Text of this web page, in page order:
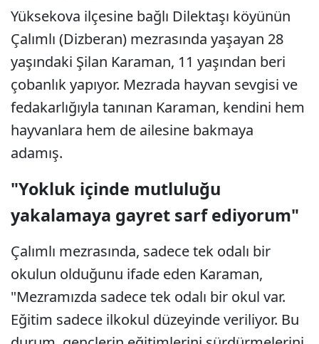
Yüksekova ilçesine bağlı Dilektaşı köyünün
Çalımlı (Dizberan) mezrasında yaşayan 28
yaşındaki Şilan Karaman, 11 yaşından beri
çobanlık yapıyor. Mezrada hayvan sevgisi ve
fedakarlığıyla tanınan Karaman, kendini hem
hayvanlara hem de ailesine bakmaya
adamış.
"Yokluk içinde mutluluğu
yakalamaya gayret sarf ediyorum"
Çalımlı mezrasında, sadece tek odalı bir
okulun olduğunu ifade eden Karaman,
"Mezramızda sadece tek odalı bir okul var.
Eğitim sadece ilkokul düzeyinde veriliyor. Bu